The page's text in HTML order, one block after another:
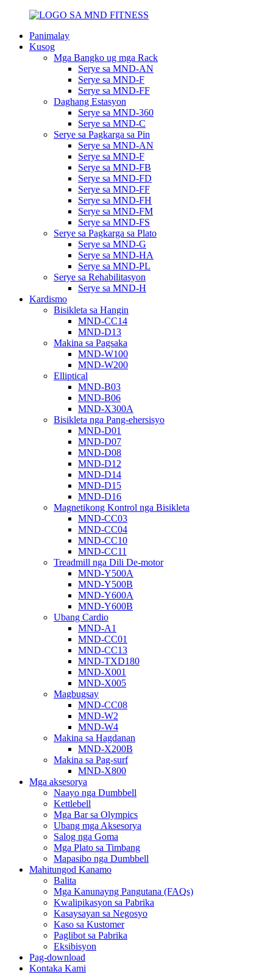
Panimalay
Kusog
Mga Bangko ug mga Rack
Serye sa MND-AN
Serye sa MND-F
Serye sa MND-FF
Daghang Estasyon
Serye sa MND-360
Serye sa MND-C
Serye sa Pagkarga sa Pin
Serye sa MND-AN
Serye sa MND-F
Serye sa MND-FB
Serye sa MND-FD
Serye sa MND-FF
Serye sa MND-FH
Serye sa MND-FM
Serye sa MND-FS
Serye sa Pagkarga sa Plato
Serye sa MND-G
Serye sa MND-HA
Serye sa MND-PL
Serye sa Rehabilitasyon
Serye sa MND-H
Kardismo
Bisikleta sa Hangin
MND-CC14
MND-D13
Makina sa Pagsaka
MND-W100
MND-W200
Elliptical
MND-B03
MND-B06
MND-X300A
Bisikleta nga Pang-ehersisyo
MND-D01
MND-D07
MND-D08
MND-D12
MND-D14
MND-D15
MND-D16
Magnetikong Kontrol nga Bisikleta
MND-CC03
MND-CC04
MND-CC10
MND-CC11
Treadmill nga Dili De-motor
MND-Y500A
MND-Y500B
MND-Y600A
MND-Y600B
Ubang Cardio
MND-A1
MND-CC01
MND-CC13
MND-TXD180
MND-X001
MND-X005
Magbugsay
MND-CC08
MND-W2
MND-W4
Makina sa Hagdanan
MND-X200B
Makina sa Pag-surf
MND-X800
Mga aksesorya
Naayo nga Dumbbell
Kettlebell
Mga Bar sa Olympics
Ubang mga Aksesorya
Salog nga Goma
Mga Plato sa Timbang
Mapasibo nga Dumbbell
Mahitungod Kanamo
Balita
Mga Kanunayng Pangutana (FAQs)
Kwalipikasyon sa Pabrika
Kasaysayan sa Negosyo
Kaso sa Kustomer
Paglibot sa Pabrika
Eksibisyon
Pag-download
Kontaka Kami